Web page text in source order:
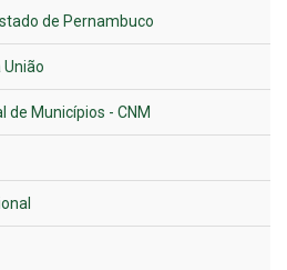
de Pernambuco
de Municípios - CNM